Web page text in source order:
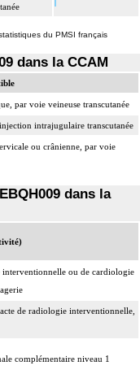
du PMSI français
dans la CCAM
par voie veineuse transcutanée
intrajugulaire transcutanée
ou crânienne, par voie
dans la
ou de cardiologie
de radiologie interventionnelle,
complémentaire niveau 1